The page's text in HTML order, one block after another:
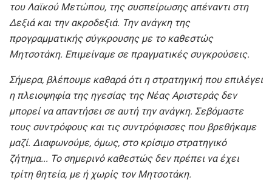
του Λαϊκού Μετώπου, της συσπείρωσης απέναντι στη
Δεξιά και την ακροδεξιά. Την ανάγκη της
προγραμματικής σύγκρουσης με το καθεστώς
Μητσοτάκη. Επιμείναμε σε πραγματικές συγκρούσεις.
Σήμερα, βλέπουμε καθαρά ότι η στρατηγική που επιλέγει
η πλειοψηφία της ηγεσίας της Νέας Αριστεράς δεν
μπορεί να απαντήσει σε αυτή την ανάγκη. Σεβόμαστε
τους συντρόφους και τις συντρόφισσες που βρεθήκαμε
μαζί. Διαφωνούμε, όμως, στο κρίσιμο στρατηγικό
ζήτημα... Το σημερινό καθεστώς δεν πρέπει να έχει
τρίτη θητεία, με ή χωρίς τον Μητσοτάκη.